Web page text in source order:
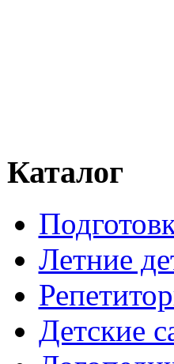
Каталог
Летние
Детские